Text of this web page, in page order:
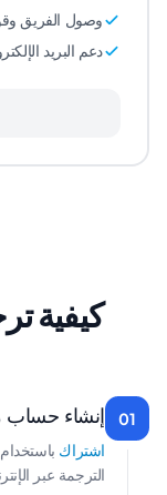
وصول الفريق
دعم البريد
01 إنشاء حساب
اشتراك
الترجمة عبر